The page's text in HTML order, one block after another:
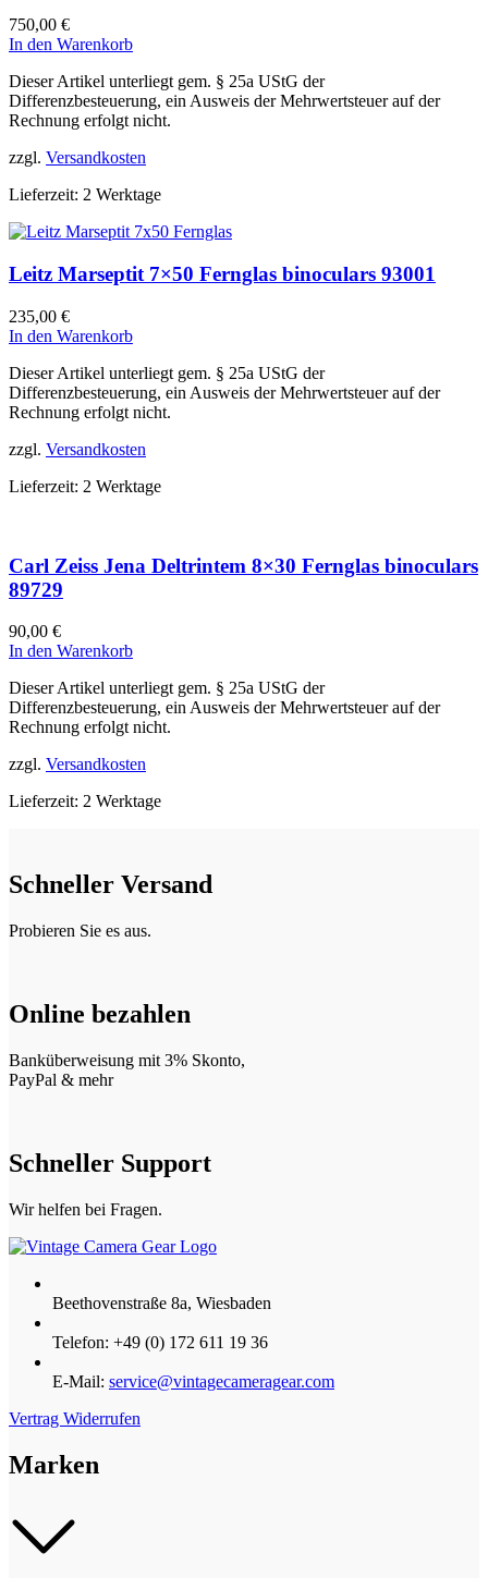
750,00 €
In den Warenkorb
Dieser Artikel unterliegt gem. § 25a UStG der
Differenzbesteuerung, ein Ausweis der Mehrwertsteuer auf der
Rechnung erfolgt nicht.
zzgl. Versandkosten
Lieferzeit: 2 Werktage
Leitz Marseptit 7×50 Fernglas binoculars 93001
235,00 €
In den Warenkorb
Dieser Artikel unterliegt gem. § 25a UStG der
Differenzbesteuerung, ein Ausweis der Mehrwertsteuer auf der
Rechnung erfolgt nicht.
zzgl. Versandkosten
Lieferzeit: 2 Werktage
Carl Zeiss Jena Deltrintem 8×30 Fernglas binoculars
89729
90,00 €
In den Warenkorb
Dieser Artikel unterliegt gem. § 25a UStG der
Differenzbesteuerung, ein Ausweis der Mehrwertsteuer auf der
Rechnung erfolgt nicht.
zzgl. Versandkosten
Lieferzeit: 2 Werktage
Schneller Versand
Probieren Sie es aus.
Online bezahlen
Banküberweisung mit 3% Skonto,
PayPal & mehr
Schneller Support
Wir helfen bei Fragen.
Beethovenstraße 8a, Wiesbaden
Telefon: +49 (0) 172 611 19 36
E-Mail: service@vintagecameragear.com
Vertrag Widerrufen
Marken